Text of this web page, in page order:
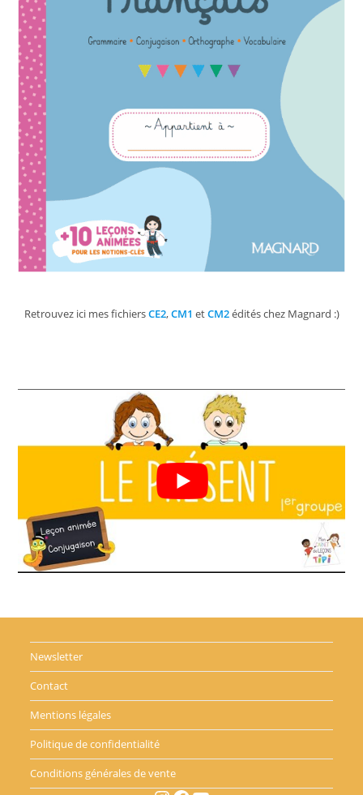
Retrouvez ici mes fichiersCE2,CM1 etCM2édités chez Magnard :)
Newsletter
Contact
Mentions légales
Politique de confidentialité
Conditions générales de vente